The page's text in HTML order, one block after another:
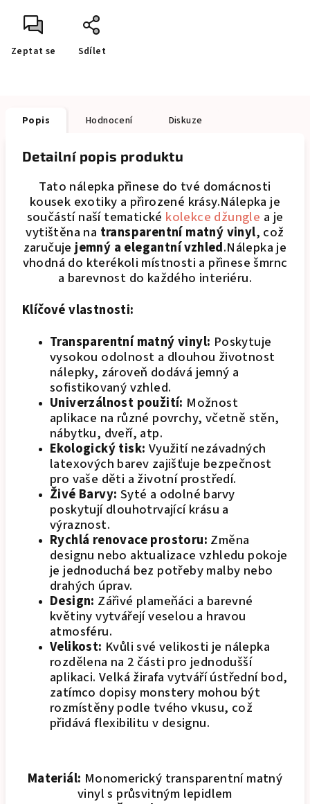
Zeptat se Sdílet
Popis Hodnocení Diskuze
Detailní popis produktu
Tato nálepka přinese do tvé domácnosti
kousek exotiky a přirozené krásy.Nálepka je
součástí naší tematické kolekce džungle a je
vytištěna na transparentní matný vinyl, což
zaručuje jemný a elegantní vzhled.Nálepka je
vhodná do kterékoli místnosti a přinese šmrnc
a barevnost do každého interiéru.
Klíčové vlastnosti:
Transparentní matný vinyl: Poskytuje
vysokou odolnost a dlouhou životnost
nálepky, zároveň dodává jemný a
sofistikovaný vzhled.
Univerzálnost použití: Možnost
aplikace na různé povrchy, včetně stěn,
nábytku, dveří, atp.
Ekologický tisk: Využití nezávadných
latexových barev zajišťuje bezpečnost
pro vaše děti a životní prostředí.
Živé Barvy: Syté a odolné barvy
poskytují dlouhotrvající krásu a
výraznost.
Rychlá renovace prostoru: Změna
designu nebo aktualizace vzhledu pokoje
je jednoduchá bez potřeby malby nebo
drahých úprav.
Design: Zářivé plameňáci a barevné
květiny vytvářejí veselou a hravou
atmosféru.
Velikost: Kvůli své velikosti je nálepka
rozdělena na 2 části pro jednodušší
aplikaci. Velká žirafa vytváří ústřední bod,
zatímco dopisy monstery mohou být
rozmístěny podle tvého vkusu, což
přidává flexibilitu v designu.
Materiál: Monomerický transparentní matný
vinyl s průsvitným lepidlem